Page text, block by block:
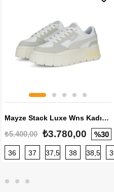
40 40,5 41 42 42,5
Mayze Stack Luxe Wns Kadın Sneaker
₺5.400,00 ₺3.780,00 %30
36 37 37,5 38 38,5